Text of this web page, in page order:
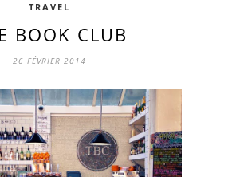
TRAVEL
BOOK CLUB
26 FÉVRIER 2014